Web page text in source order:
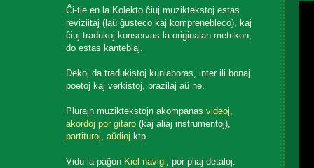
Ĉi-tie en la Kolekto ĉiuj muziktekstoj estas
reviziitaj (laŭ ĝusteco kaj komprenebleco), kaj
ĉiuj tradukoj konservas la originalan metrikon,
do estas kanteblaj.
Dekoj da tradukistoj kunlaboras, inter ili bonaj
poetoj kaj verkistoj, brazilaj aŭ ne.
Plurajn muziktekstojn akompanasvideoj,
akordoj por gitaro (kaj aliaj instrumentoj),
partituroj,aŭdioj ktp.
Vidu la paĝon Kiel navigi, por pliaj detaloj.